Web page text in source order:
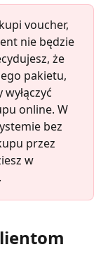
voucher,
nie będzie
że
pakietu,
online. W
bez
przez
w